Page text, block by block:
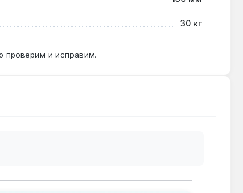
30 кг
проверим и исправим.